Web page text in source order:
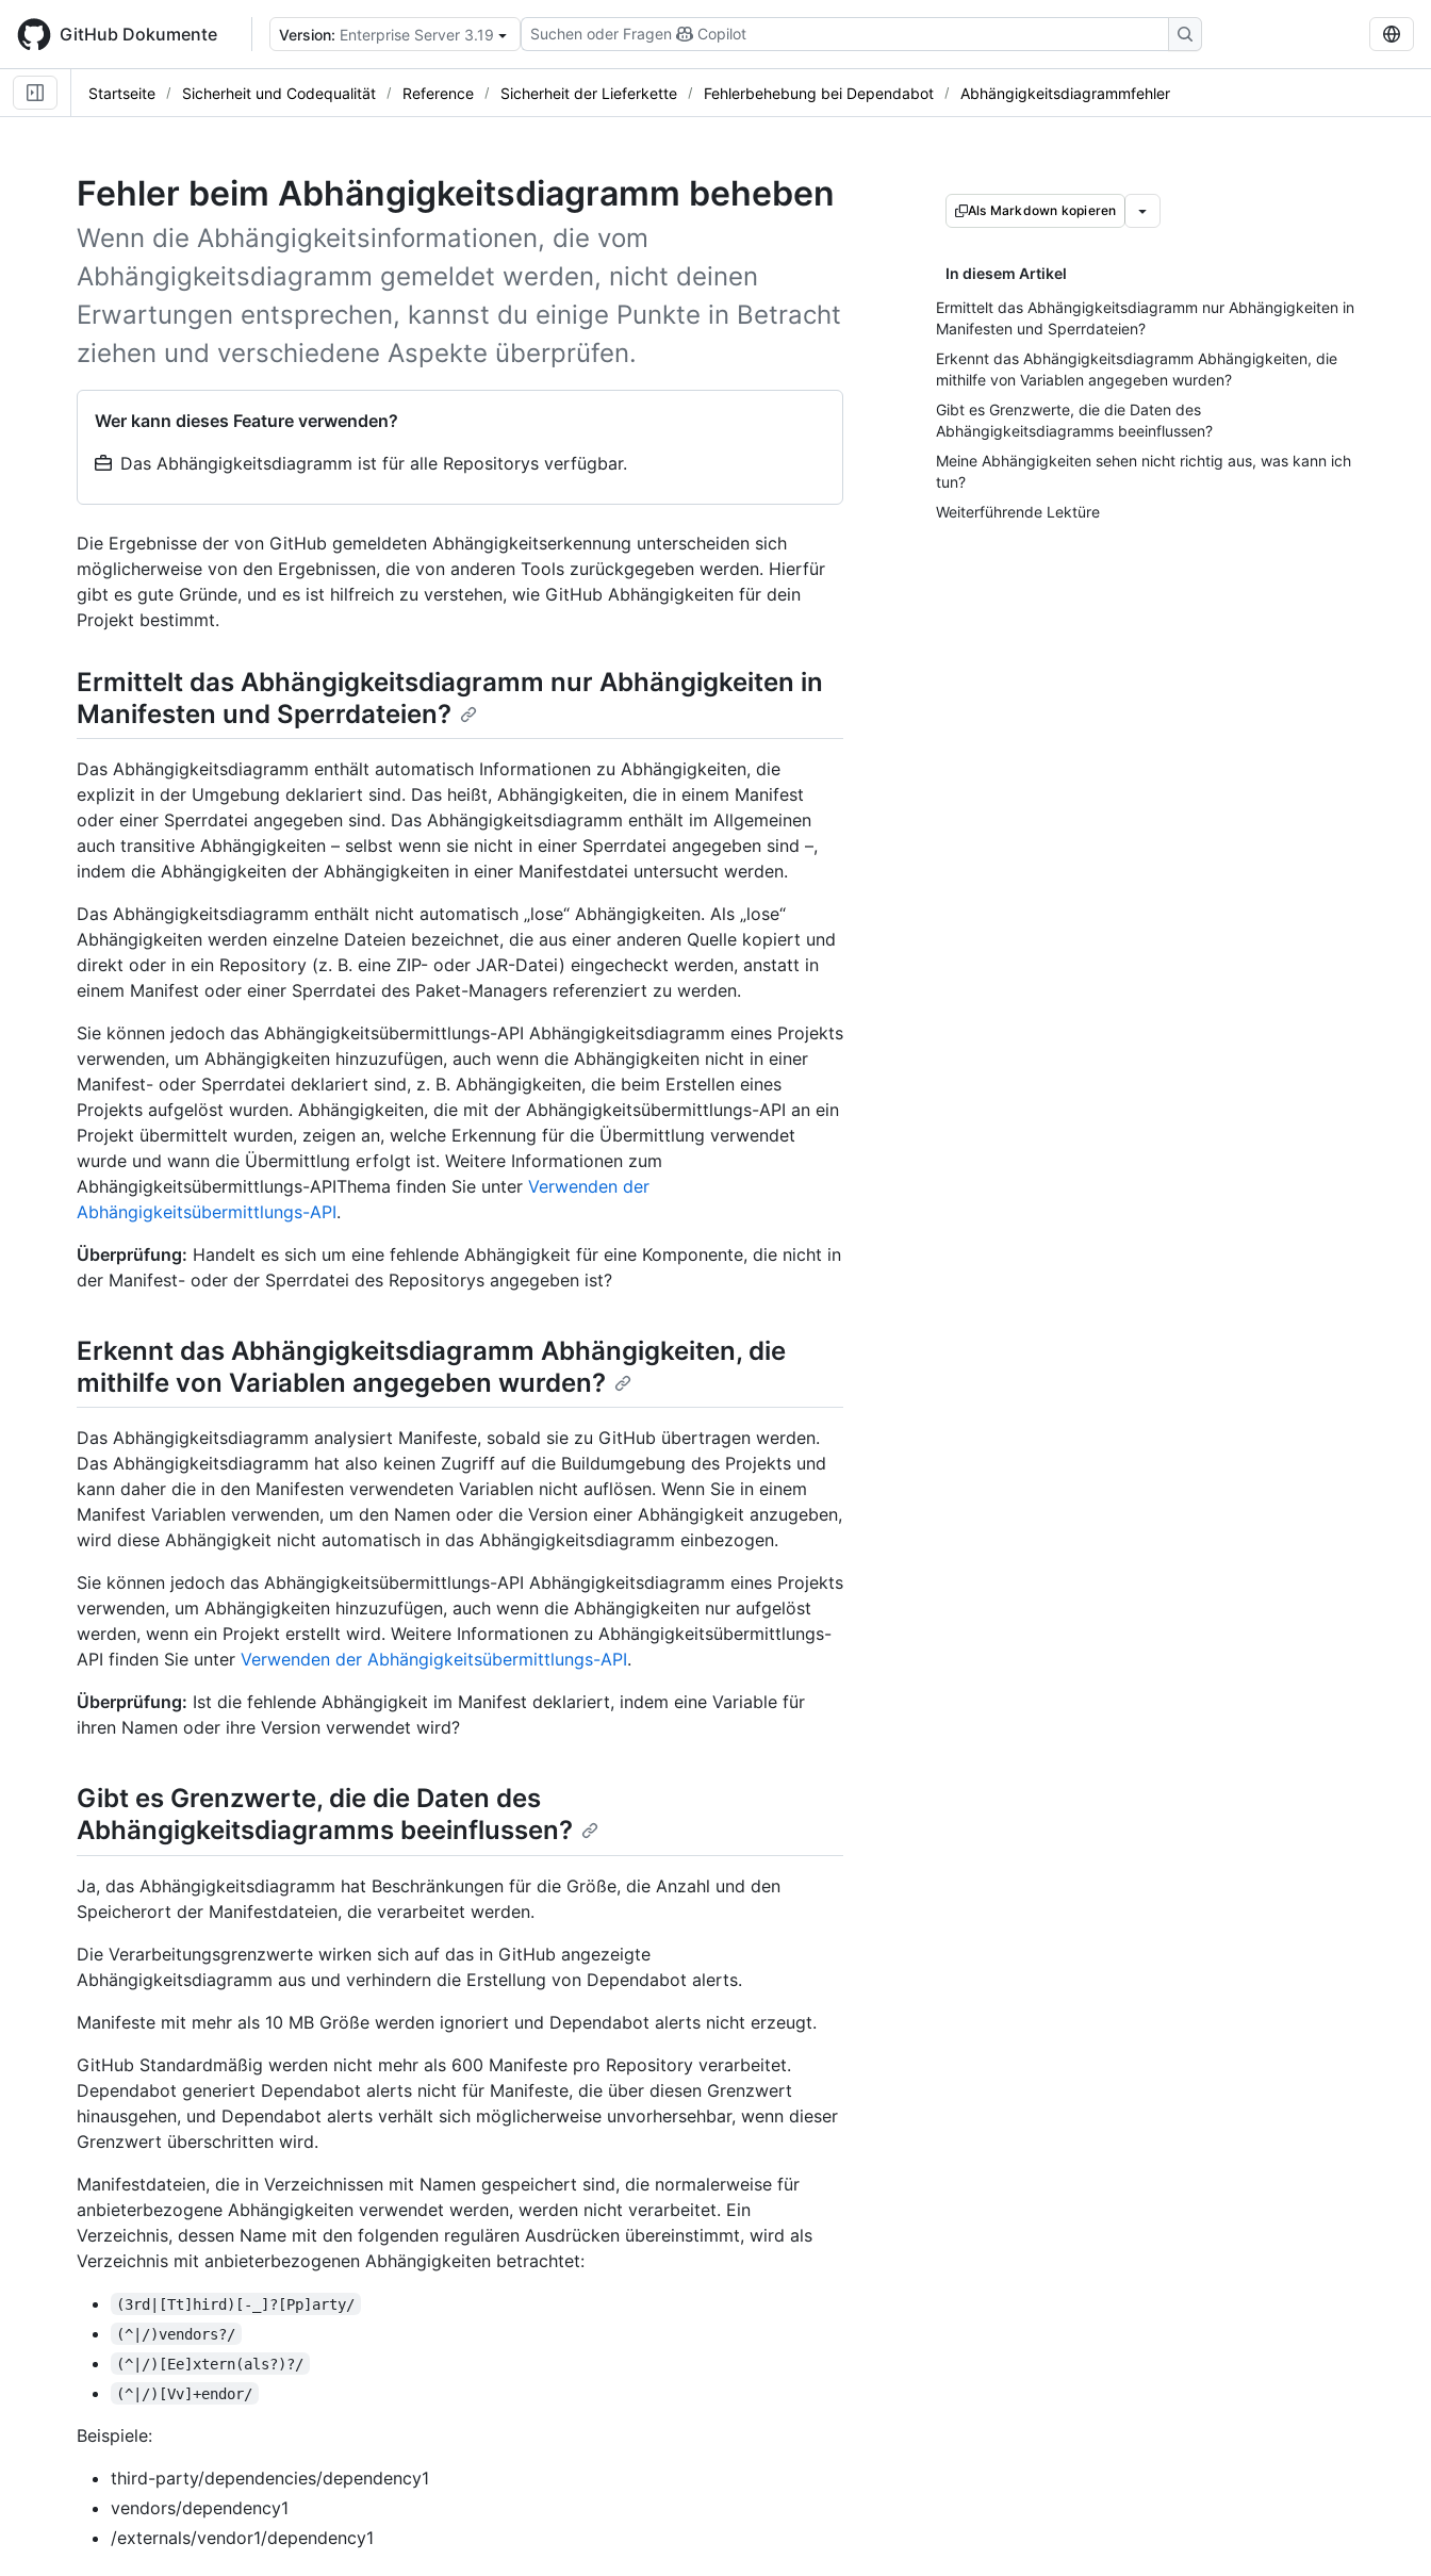
main
content
GitHub Dokumente Version: Enterprise Server 3.19 Suchen oder Fragen Copilot
Startseite Sicherheit und Codequalität Reference Sicherheit der Lieferkette Fehlerbehebung bei Dependabot Abhängigkeitsdiagrammfehler
Fehler beim Abhängigkeitsdiagramm beheben
Wenn die Abhängigkeitsinformationen, die vom
Abhängigkeitsdiagramm gemeldet werden, nicht deinen
Erwartungen entsprechen, kannst du einige Punkte in Betracht
ziehen und verschiedene Aspekte überprüfen.
Wer kann dieses Feature verwenden?
Das Abhängigkeitsdiagramm ist für alle Repositorys verfügbar.
Als Markdown kopieren
In diesem Artikel
Ermittelt das Abhängigkeitsdiagramm nur Abhängigkeiten in
Manifesten und Sperrdateien?
Erkennt das Abhängigkeitsdiagramm Abhängigkeiten, die
mithilfe von Variablen angegeben wurden?
Gibt es Grenzwerte, die die Daten des
Abhängigkeitsdiagramms beeinflussen?
Meine Abhängigkeiten sehen nicht richtig aus, was kann ich
tun?
Weiterführende Lektüre
Die Ergebnisse der von GitHub gemeldeten Abhängigkeitserkennung unterscheiden sich
möglicherweise von den Ergebnissen, die von anderen Tools zurückgegeben werden. Hierfür
gibt es gute Gründe, und es ist hilfreich zu verstehen, wie GitHub Abhängigkeiten für dein
Projekt bestimmt.
Ermittelt das Abhängigkeitsdiagramm nur Abhängigkeiten in
Manifesten und Sperrdateien?
Das Abhängigkeitsdiagramm enthält automatisch Informationen zu Abhängigkeiten, die
explizit in der Umgebung deklariert sind. Das heißt, Abhängigkeiten, die in einem Manifest
oder einer Sperrdatei angegeben sind. Das Abhängigkeitsdiagramm enthält im Allgemeinen
auch transitive Abhängigkeiten – selbst wenn sie nicht in einer Sperrdatei angegeben sind –,
indem die Abhängigkeiten der Abhängigkeiten in einer Manifestdatei untersucht werden.
Das Abhängigkeitsdiagramm enthält nicht automatisch „lose“ Abhängigkeiten. Als „lose“
Abhängigkeiten werden einzelne Dateien bezeichnet, die aus einer anderen Quelle kopiert und
direkt oder in ein Repository (z. B. eine ZIP- oder JAR-Datei) eingecheckt werden, anstatt in
einem Manifest oder einer Sperrdatei des Paket-Managers referenziert zu werden.
Sie können jedoch das Abhängigkeitsübermittlungs-API Abhängigkeitsdiagramm eines Projekts
verwenden, um Abhängigkeiten hinzuzufügen, auch wenn die Abhängigkeiten nicht in einer
Manifest- oder Sperrdatei deklariert sind, z. B. Abhängigkeiten, die beim Erstellen eines
Projekts aufgelöst wurden. Abhängigkeiten, die mit der Abhängigkeitsübermittlungs-API an ein
Projekt übermittelt wurden, zeigen an, welche Erkennung für die Übermittlung verwendet
wurde und wann die Übermittlung erfolgt ist. Weitere Informationen zum
Abhängigkeitsübermittlungs-APIThema finden Sie unter Verwenden der
Abhängigkeitsübermittlungs-API.
Überprüfung: Handelt es sich um eine fehlende Abhängigkeit für eine Komponente, die nicht in
der Manifest- oder der Sperrdatei des Repositorys angegeben ist?
Erkennt das Abhängigkeitsdiagramm Abhängigkeiten, die
mithilfe von Variablen angegeben wurden?
Das Abhängigkeitsdiagramm analysiert Manifeste, sobald sie zu GitHub übertragen werden.
Das Abhängigkeitsdiagramm hat also keinen Zugriff auf die Buildumgebung des Projekts und
kann daher die in den Manifesten verwendeten Variablen nicht auflösen. Wenn Sie in einem
Manifest Variablen verwenden, um den Namen oder die Version einer Abhängigkeit anzugeben,
wird diese Abhängigkeit nicht automatisch in das Abhängigkeitsdiagramm einbezogen.
Sie können jedoch das Abhängigkeitsübermittlungs-API Abhängigkeitsdiagramm eines Projekts
verwenden, um Abhängigkeiten hinzuzufügen, auch wenn die Abhängigkeiten nur aufgelöst
werden, wenn ein Projekt erstellt wird. Weitere Informationen zu Abhängigkeitsübermittlungs-
API finden Sie unter Verwenden der Abhängigkeitsübermittlungs-API.
Überprüfung: Ist die fehlende Abhängigkeit im Manifest deklariert, indem eine Variable für
ihren Namen oder ihre Version verwendet wird?
Gibt es Grenzwerte, die die Daten des
Abhängigkeitsdiagramms beeinflussen?
Ja, das Abhängigkeitsdiagramm hat Beschränkungen für die Größe, die Anzahl und den
Speicherort der Manifestdateien, die verarbeitet werden.
Die Verarbeitungsgrenzwerte wirken sich auf das in GitHub angezeigte
Abhängigkeitsdiagramm aus und verhindern die Erstellung von Dependabot alerts.
Manifeste mit mehr als 10 MB Größe werden ignoriert und Dependabot alerts nicht erzeugt.
GitHub Standardmäßig werden nicht mehr als 600 Manifeste pro Repository verarbeitet.
Dependabot generiert Dependabot alerts nicht für Manifeste, die über diesen Grenzwert
hinausgehen, und Dependabot alerts verhält sich möglicherweise unvorhersehbar, wenn dieser
Grenzwert überschritten wird.
Manifestdateien, die in Verzeichnissen mit Namen gespeichert sind, die normalerweise für
anbieterbezogene Abhängigkeiten verwendet werden, werden nicht verarbeitet. Ein
Verzeichnis, dessen Name mit den folgenden regulären Ausdrücken übereinstimmt, wird als
Verzeichnis mit anbieterbezogenen Abhängigkeiten betrachtet:
(3rd|[Tt]hird)[-_]?[Pp]arty/
(^|/)vendors?/
(^|/)[Ee]xtern(als?)?/
(^|/)[Vv]+endor/
Beispiele:
third-party/dependencies/dependency1
vendors/dependency1
/externals/vendor1/dependency1